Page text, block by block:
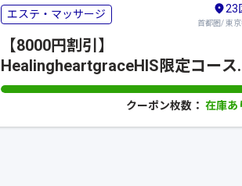
エステ・マッサージ 23
首都圏/ 東
【8000円割引】
HealingheartgraceHIS限定コース
メニュー！全身コリ、疲れ、もみ
クーポン枚数：在庫あ